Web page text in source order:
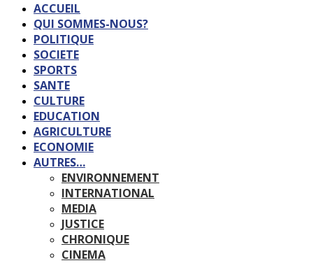
ACCUEIL
QUI SOMMES-NOUS?
POLITIQUE
SOCIETE
SPORTS
SANTE
CULTURE
EDUCATION
AGRICULTURE
ECONOMIE
AUTRES…
ENVIRONNEMENT
INTERNATIONAL
MEDIA
JUSTICE
CHRONIQUE
CINEMA